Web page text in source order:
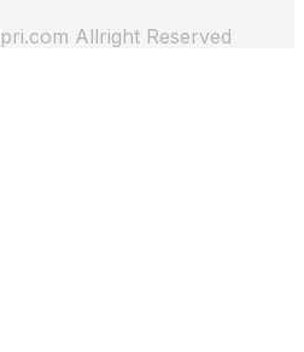
Allright Reserved